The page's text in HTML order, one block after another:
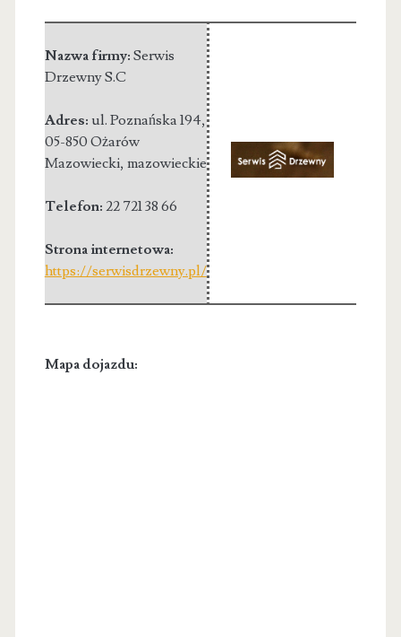
Nazwa firmy: Serwis
Drzewny S.C
Adres: ul. Poznańska 194,
05-850 Ożarów
Mazowiecki, mazowieckie
Telefon: 22 721 38 66
Strona internetowa:
https://serwisdrzewny.pl/
Mapa dojazdu: